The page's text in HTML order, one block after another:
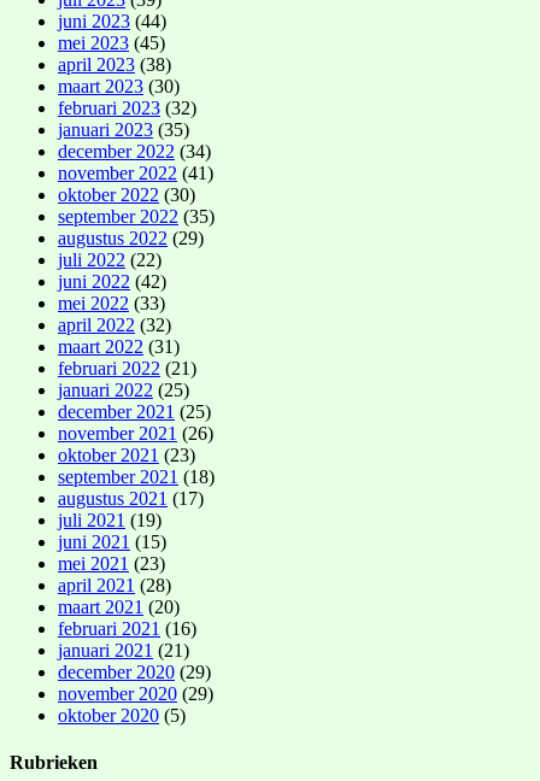
juni 2023 (44)
mei 2023 (45)
april 2023 (38)
maart 2023 (30)
februari 2023 (32)
januari 2023 (35)
december 2022 (34)
november 2022 (41)
oktober 2022 (30)
september 2022 (35)
augustus 2022 (29)
juli 2022 (22)
juni 2022 (42)
mei 2022 (33)
april 2022 (32)
maart 2022 (31)
februari 2022 (21)
januari 2022 (25)
december 2021 (25)
november 2021 (26)
oktober 2021 (23)
september 2021 (18)
augustus 2021 (17)
juli 2021 (19)
juni 2021 (15)
mei 2021 (23)
april 2021 (28)
maart 2021 (20)
februari 2021 (16)
januari 2021 (21)
december 2020 (29)
november 2020 (29)
oktober 2020 (5)
Rubrieken